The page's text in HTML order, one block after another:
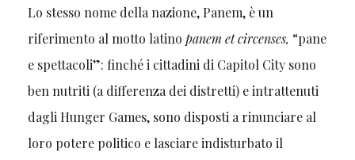
Lo stesso nome della nazione, Panem, è un
riferimento al motto latino panem et circenses, “pane
e spettacoli”: finché i cittadini di Capitol City sono
ben nutriti (a differenza dei distretti) e intrattenuti
dagli Hunger Games, sono disposti a rinunciare al
loro potere politico e lasciare indisturbato il